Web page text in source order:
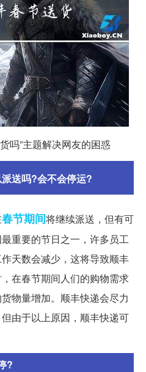
吗”主题解决网友的困惑
送吗?会不会停运?
春节期间将继续派送，但有可
重要的节日之一，许多员工
天数会减少，这将导致顺丰
在春节期间人们的购物需求
物量增加。顺丰快递会尽力
由于以上原因，顺丰快递可
?